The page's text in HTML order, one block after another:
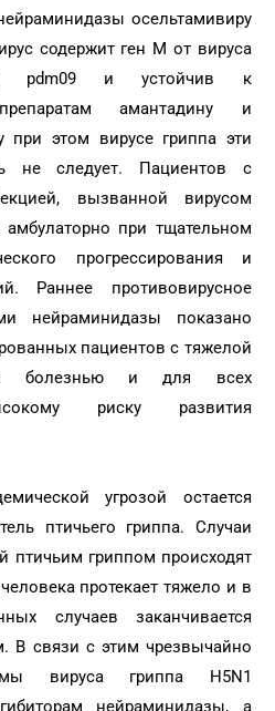
осельтамивиру
содержит ген M от вируса
pdm09 и устойчив к
амантадину и
при этом вирусе гриппа эти
не следует. Пациентов с
вызванной вирусом
при тщательном
прогрессирования и
Раннее противовирусное
нейраминидазы показано
пациентов с тяжелой
болезнью и для всех
риску развития
угрозой остается
птичьего гриппа. Случаи
птичьим гриппом происходят
протекает тяжело и в
случаев заканчивается
В связи с этим чрезвычайно
вируса гриппа H5N1
нейраминидазы, а